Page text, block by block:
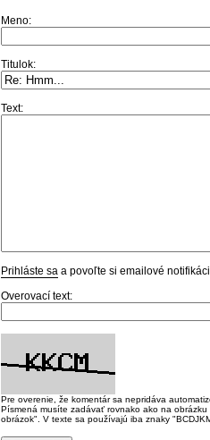
Meno:
Titulok:
Text:
Prihláste sa a povoľte si emailové
Overovací text:
Pre overenie, že komentár sa nepridáva
Písmená musíte zadávať rovnako ako na
obrázok". V texte sa používajú iba znaky